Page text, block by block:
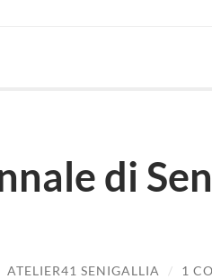
di
ATELIER41 SENIGALLIA / 1